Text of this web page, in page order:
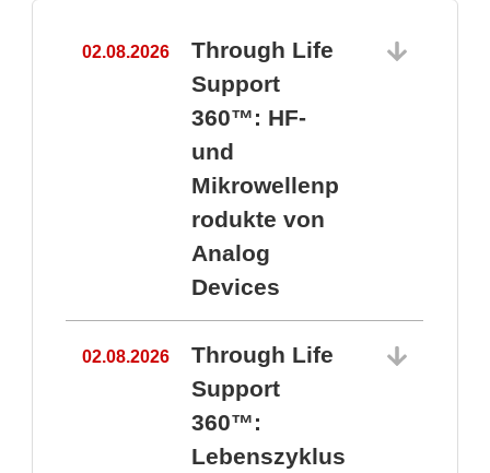
02.08.2026
Through Life
Support
360™: HF-
und
Mikrowellenp
rodukte von
Analog
Devices
02.08.2026
Through Life
Support
360™:
Lebenszyklus